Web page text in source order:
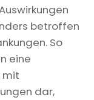
betroffen
So
eine
mit
dar,